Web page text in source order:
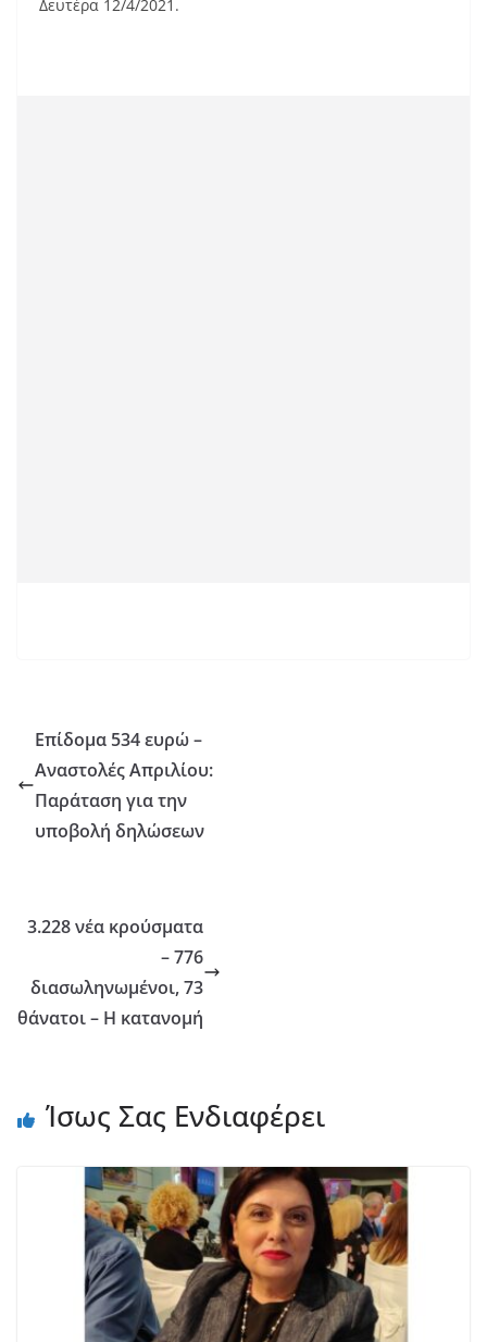
Δευτέρα 12/4/2021.
Επίδομα 534 ευρώ –
Αναστολές Απριλίου:
Παράταση για την
υποβολή δηλώσεων
3.228 νέα κρούσματα
– 776
διασωληνωμένοι, 73
θάνατοι – Η κατανομή
Ίσως Σας Ενδιαφέρει